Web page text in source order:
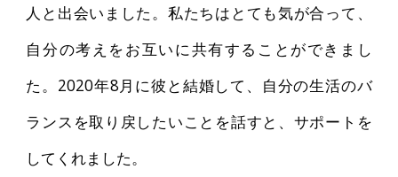
人と出会いました。私たちはとても気が合って、
自分の考えをお互いに共有することができまし
た。2020年8月に彼と結婚して、自分の生活のバ
ランスを取り戻したいことを話すと、サポートを
してくれました。